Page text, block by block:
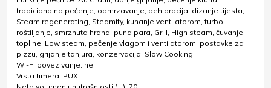
tradicionalno pečenje, odmrzavanje, dehidracija, dizanje tijesta,
Steam regenerating, Steamify, kuhanje ventilatorom, turbo
roštiljanje, smrznuta hrana, puna para, Grill, High steam, čuvanje
topline, Low steam, pečenje vlagom i ventilatorom, postavke za
pizzu, grijanje tanjura, konzervacija, Slow Cooking
Wi-Fi povezivanje: ne
Vrsta timera: PUX